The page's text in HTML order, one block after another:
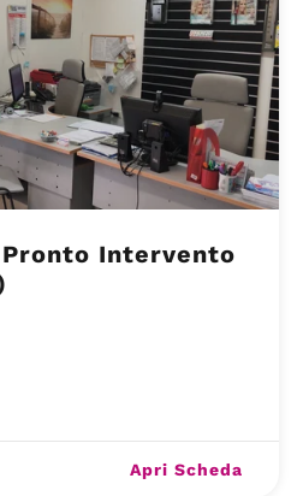
Intervento
Apri Scheda